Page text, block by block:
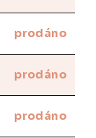
prodáno
prodáno
prodáno